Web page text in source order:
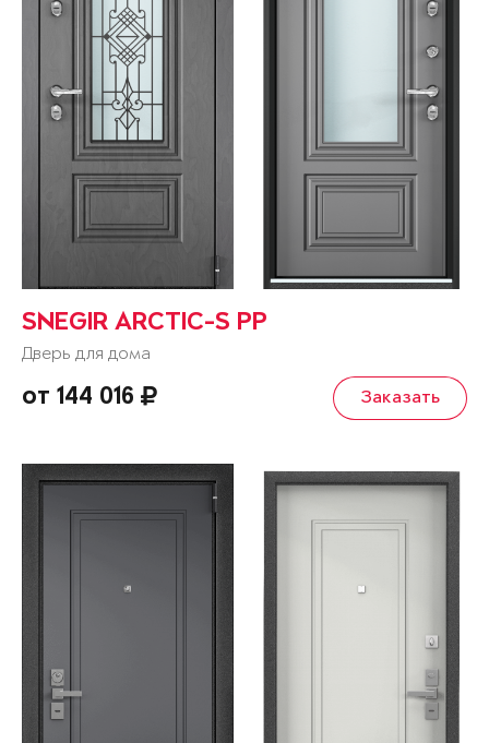
SNEGIR ARCTIC-S PP
Дверь для дома
от 144 016 Заказать